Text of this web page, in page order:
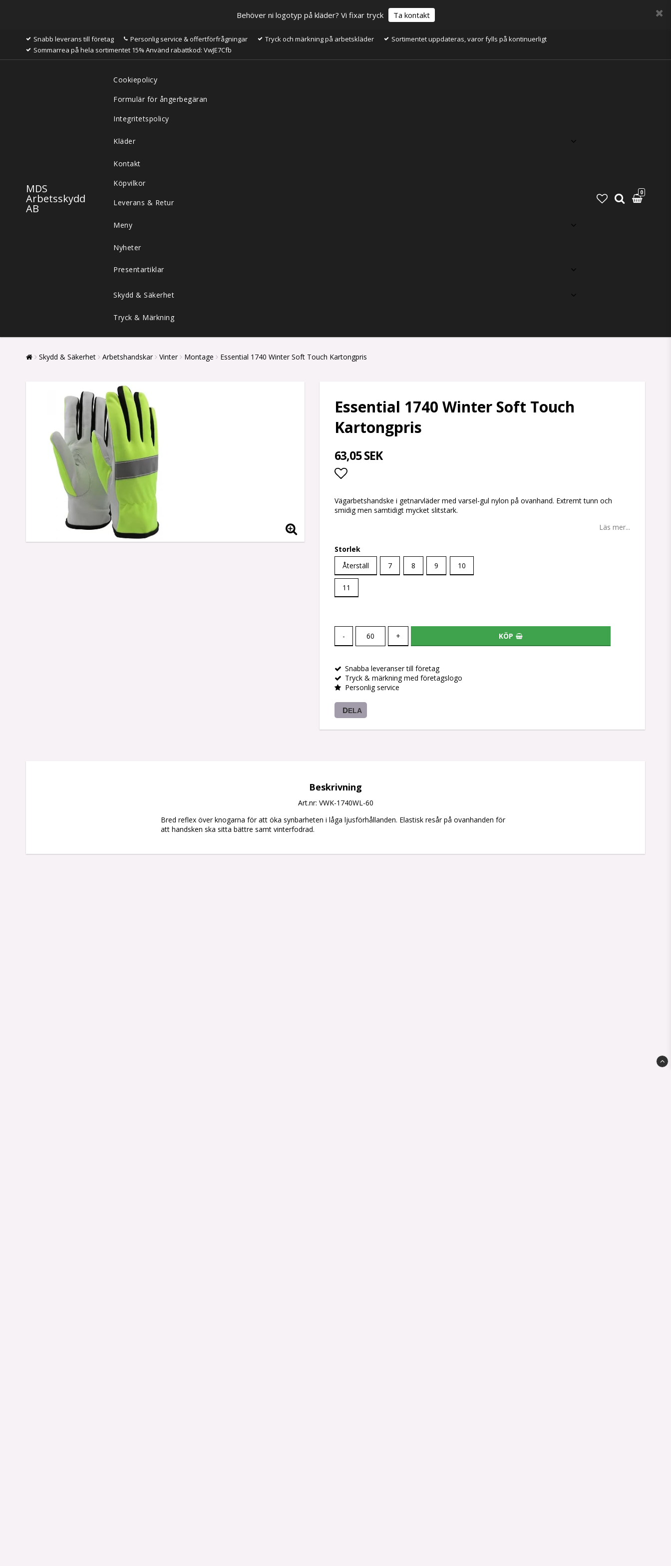
Behöver ni logotyp på kläder? Vi fixar tryck Ta kontakt
Snabb leverans till företag Personlig service & offertförfrågningar Tryck och märkning på arbetskläder
Sortimentet uppdateras, varor fylls på kontinuerligt
Sommarrea på hela sortimentet 15% Använd rabattkod: VwJE7Cfb
MDS
Arbetsskydd
AB
Cookiepolicy
Formulär för ångerbegäran
Integritetspolicy
Kläder
Kontakt
Köpvilkor
Leverans & Retur
Meny
Nyheter
Presentartiklar
Skydd & Säkerhet
Tryck & Märkning
0
Skydd & Säkerhet Arbetshandskar Vinter Montage Essential 1740 Winter Soft Touch Kartongpris
Essential 1740 Winter Soft Touch
Kartongpris
63,05 SEK
Vägarbetshandske i getnarvläder med varsel-gul nylon på ovanhand. Extremt tunn och
smidig men samtidigt mycket slitstark.
Läs mer...
Storlek
Återställ
7 8 9 10
11
- + KÖP
Snabba leveranser till företag
Tryck & märkning med företagslogo
Personlig service
DELA
Beskrivning
Art.nr: VWK-1740WL-60
Bred reflex över knogarna för att öka synbarheten i låga ljusförhållanden. Elastisk resår på ovanhanden för
att handsken ska sitta bättre samt vinterfodrad.